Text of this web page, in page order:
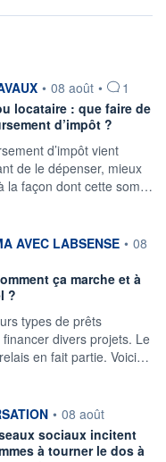
par• 08 août •
1
locataire : que faire de
d’impôt ?
d’impôt vient
de le dépenser, mieux
la façon dont cette som…
par
AVEC LABSENSE • 08
ça marche et à
?
types de prêts
divers projets. Le
en fait partie. Voici…
par • 08 août
sociaux incitent
à tourner le dos à